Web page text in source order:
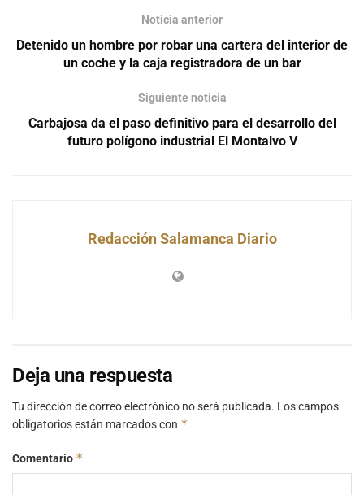
Noticia anterior
Detenido un hombre por robar una cartera del interior de
un coche y la caja registradora de un bar
Siguiente noticia
Carbajosa da el paso definitivo para el desarrollo del
futuro polígono industrial El Montalvo V
Redacción Salamanca Diario
Deja una respuesta
Tu dirección de correo electrónico no será publicada. Los campos
obligatorios están marcados con *
Comentario *